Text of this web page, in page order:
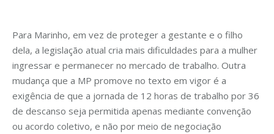
Para Marinho, em vez de proteger a gestante e o filho
dela, a legislação atual cria mais dificuldades para a mulher
ingressar e permanecer no mercado de trabalho. Outra
mudança que a MP promove no texto em vigor é a
exigência de que a jornada de 12 horas de trabalho por 36
de descanso seja permitida apenas mediante convenção
ou acordo coletivo, e não por meio de negociação